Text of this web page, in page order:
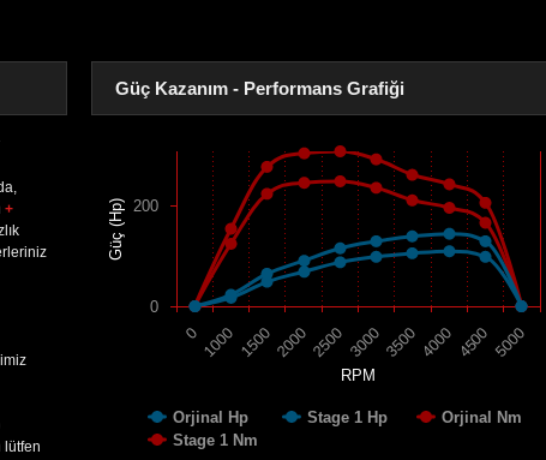
+
lütfen
Güç Kazanım - Performans Grafiği
RPM
Güç (Hp)
Orjinal Hp Stage 1 Hp
Orjinal Nm
Stage 1 Nm
0 1000 150020002500 30003500 4000 4500 5000
0
200